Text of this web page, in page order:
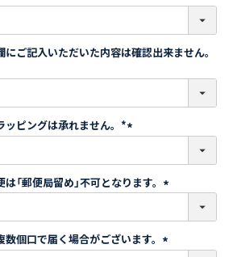
ご記入いただいた内容は確認出来ません。
ッピングは承れません。*
必
須
)
「郵便局留め」不可となります。
必
)
個口で届く場合がございます。